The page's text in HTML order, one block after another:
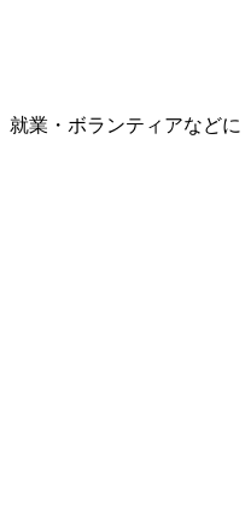
業・ボランティアなどに